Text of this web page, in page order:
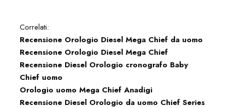
Correlati:
Recensione Orologio Diesel Mega Chief da uomo
Recensione Orologio Diesel Mega Chief
Recensione Diesel Orologio cronografo Baby
Chief uomo
Orologio uomo Mega Chief Anadigi
Recensione Diesel Orologio da uomo Chief Series